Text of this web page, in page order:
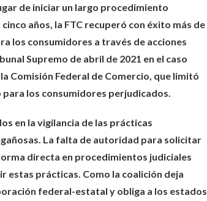
de iniciar un largo procedimiento
años, la FTC recuperó con éxito más de
los consumidores a través de acciones
Supremo de abril de 2021 en el caso
Comisión Federal de Comercio, que limitó
los consumidores perjudicados.
en la vigilancia de las prácticas
La falta de autoridad para solicitar
directa en procedimientos judiciales
estas prácticas. Como la coalición deja
federal-estatal y obliga a los estados